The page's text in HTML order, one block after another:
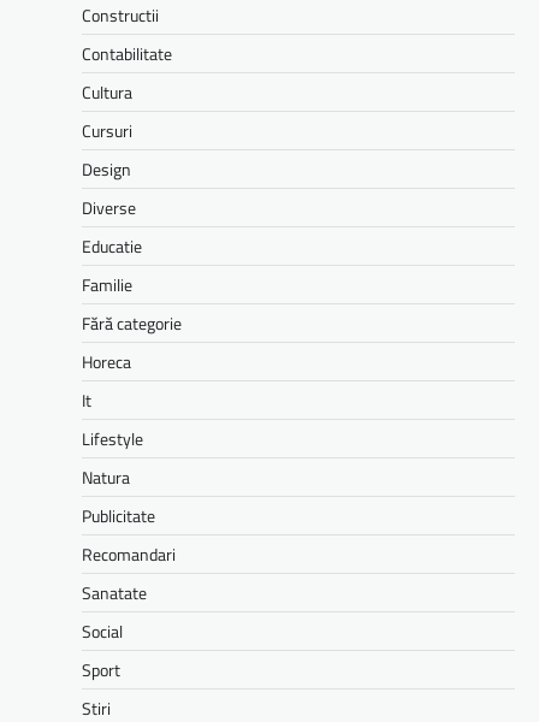
Constructii
Contabilitate
Cultura
Cursuri
Design
Diverse
Educatie
Familie
Fără categorie
Horeca
It
Lifestyle
Natura
Publicitate
Recomandari
Sanatate
Social
Sport
Stiri